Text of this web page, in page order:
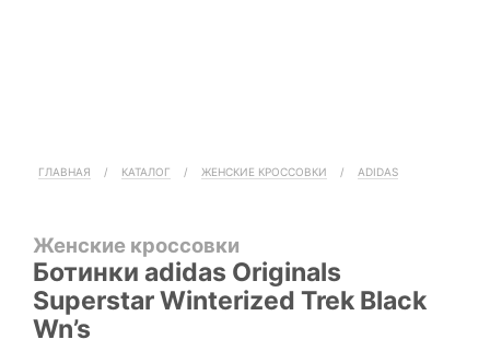
ГЛАВНАЯ / КАТАЛОГ / ЖЕНСКИЕ КРОССОВКИ / ADIDAS
Женские кроссовки
Ботинки adidas Originals
Superstar Winterized Trek Black
Wn’s